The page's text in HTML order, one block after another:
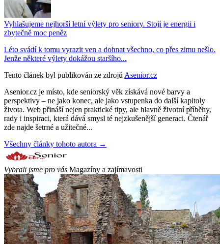
Vyhlašujeme nejhorší letní výlety pro seniory. Stojí je energii i
zbytečně moc peněz
Léto svádí k tomu vyrazit ven a dohnat všechno, co přes zimu nešlo.
Jenže některé výlety dokážou staršího...
Tento článek byl publikován ze zdrojůAsenior.cz
Asenior.cz je místo, kde seniorský věk získává nové barvy a
perspektivy – ne jako konec, ale jako vstupenka do další kapitoly
života. Web přináší nejen praktické tipy, ale hlavně životní příběhy,
rady i inspiraci, která dává smysl té nejzkušenější generaci. Čtenář
zde najde šetrné a užitečné...
Všechny články tohoto autora →
Vybrali jsme pro vás Magazíny a zajímavosti